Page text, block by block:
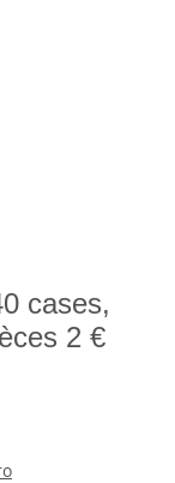
cases,
2 €